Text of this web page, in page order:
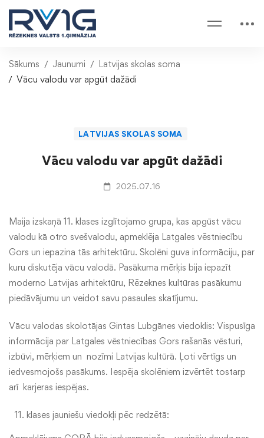
Sākums Jaunumi
Latvijas skolas soma
Vācu valodu var apgūt dažādi
LATVIJAS SKOLAS SOMA
Vācu valodu var apgūt dažādi
2025.07.16
Maija izskaņā 11. klases izglītojamo grupa, kas apgūst vācu
valodu kā otro svešvalodu, apmeklēja Latgales vēstniecību
Gors un iepazina tās arhitektūru. Skolēni guva informāciju, par
kuru diskutēja vācu valodā. Pasākuma mērķis bija iepazīt
moderno Latvijas arhitektūru, Rēzeknes kultūras pasākumu
piedāvājumu un veidot savu pasaules skatījumu.
Vācu valodas skolotājas Gintas Lubgānes viedoklis: Vispusīga
informācija par Latgales vēstniecības Gors rašanās vēsturi,
izbūvi, mērķiem un nozīmi Latvijas kultūrā. Ļoti vērtīgs un
iedvesmojošs pasākums. Iespēja skolēniem izvērtēt tostarp
arī karjeras iespējas.
klases jauniešu viedokļi pēc redzētā: